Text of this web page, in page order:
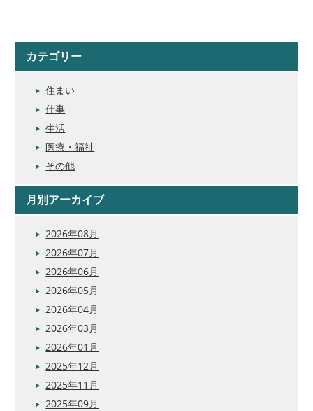
カテゴリー
住まい
仕事
生活
医療・福祉
その他
月別アーカイブ
2026年08月
2026年07月
2026年06月
2026年05月
2026年04月
2026年03月
2026年01月
2025年12月
2025年11月
2025年09月